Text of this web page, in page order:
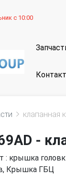
с 10:00
клапанная
-
крышка
Крышка ГБЦ